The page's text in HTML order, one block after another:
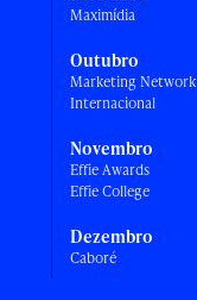
Maximídia
Outubro
Marketing Network
Internacional
Novembro
Effie Awards
Effie College
Dezembro
Caboré